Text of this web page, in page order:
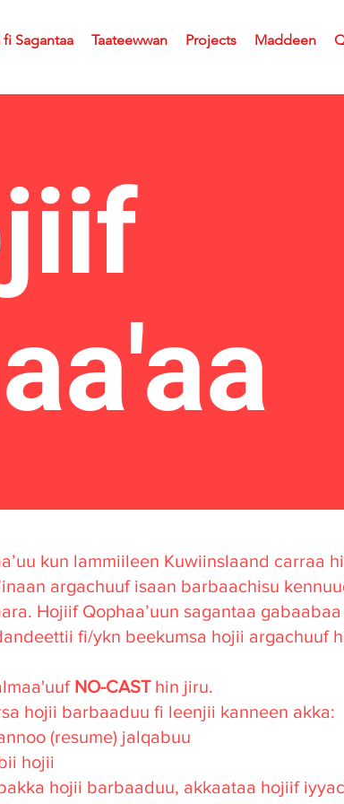
fi Sagantaa Taateewwan Projects Maddeen
kun lammiileen Kuwiinslaand carraa
argachuuf isaan barbaachisu
Hojiif Qophaa’uun sagantaa
fi/ykn beekumsa hojii argachuuf
NO-CASThin jiru.
hojii barbaaduu fi leenjii kanneen akka:
(resume) jalqabuu
hojii
hojii barbaaduu, akkaataa hojiif